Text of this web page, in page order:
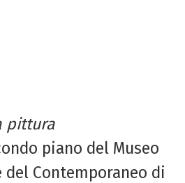
pittura
piano del Museo
del Contemporaneo di